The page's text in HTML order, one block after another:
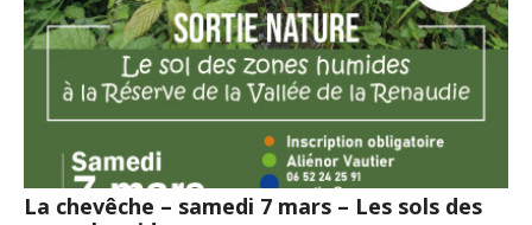
La chevêche – samedi 7 mars – Les sols des